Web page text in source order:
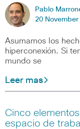
Pablo
20
Asumamos los
hiperconexión. Si
mundo se
Leer mas
Cinco
espacio de